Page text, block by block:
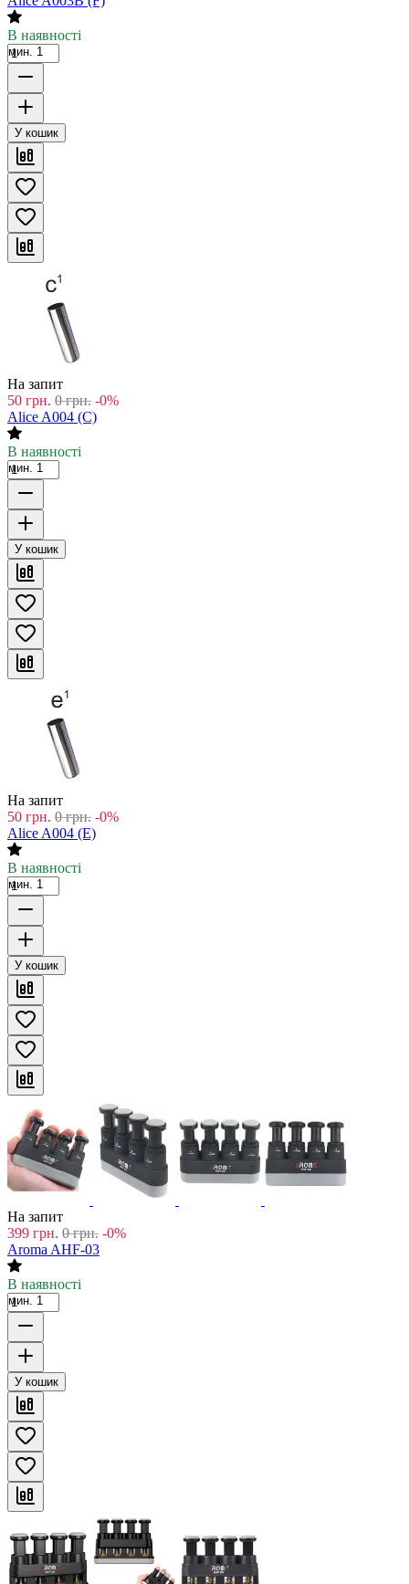
В наявності
мин. 1
У кошик
На запит
50 грн. 0 грн. -0%
Alice A004 (C)
В наявності
мин. 1
У кошик
На запит
50 грн. 0 грн. -0%
Alice A004 (E)
В наявності
мин. 1
У кошик
На запит
399 грн. 0 грн. -0%
Aroma AHF-03
В наявності
мин. 1
У кошик